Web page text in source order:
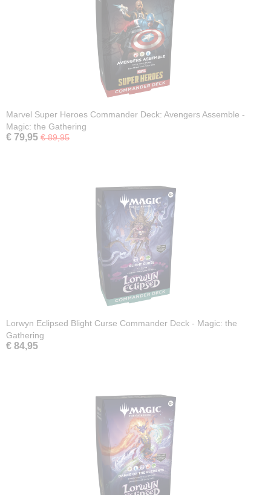
Marvel Super Heroes Commander Deck: Avengers Assemble -
Magic: the Gathering
€ 79,95 € 89,95
Lorwyn Eclipsed Blight Curse Commander Deck - Magic: the
Gathering
€ 84,95